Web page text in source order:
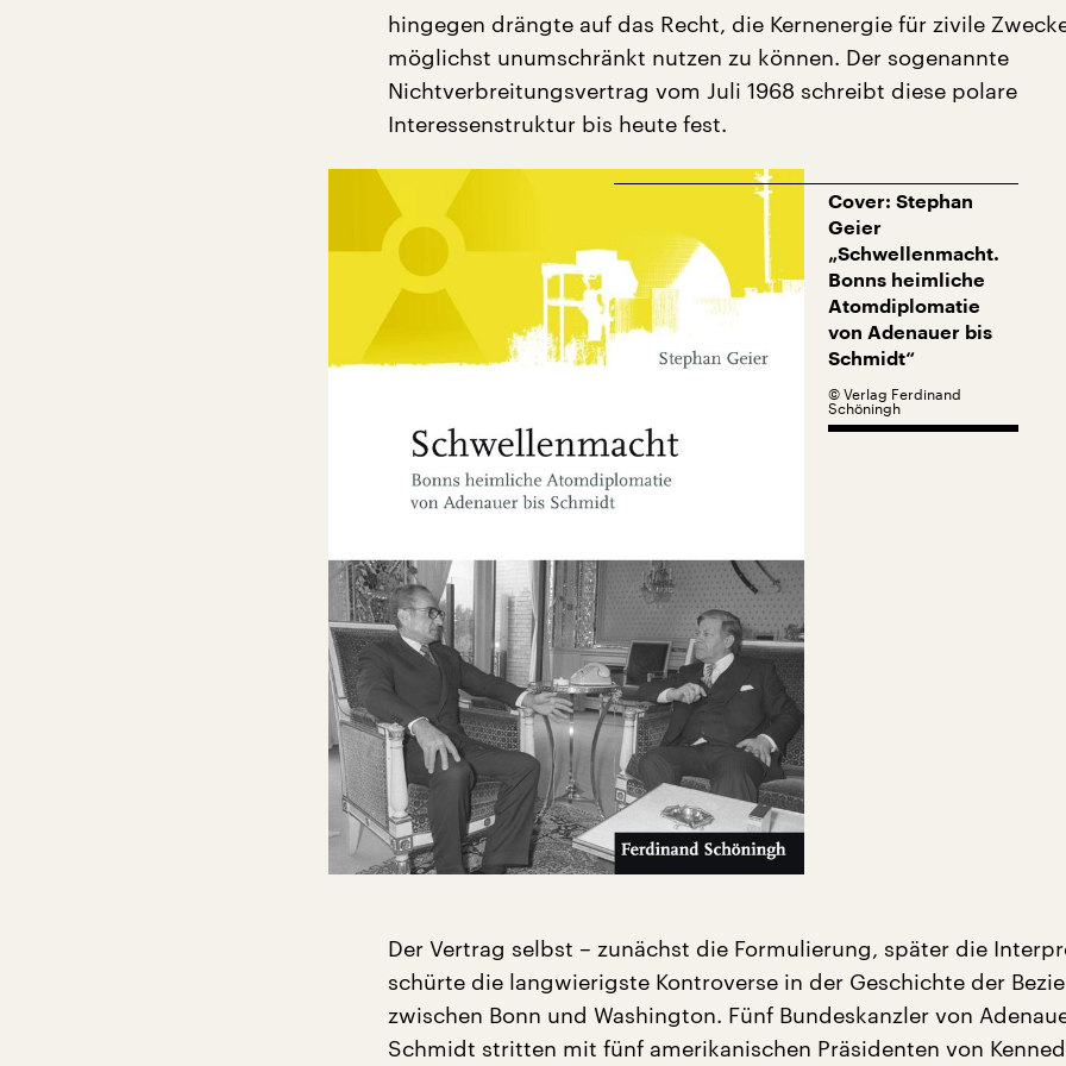
hingegen drängte auf das Recht, die Kernenergie für zivile
möglichst unumschränkt nutzen zu können. Der sogenannte
Nichtverbreitungsvertrag vom Juli 1968 schreibt diese polare
Interessenstruktur bis heute fest.
Cover: Stephan
Geier
„Schwellenmacht.
Bonns heimliche
Atomdiplomatie
von Adenauer bis
Schmidt“
© Verlag Ferdinand
Schöningh
Der Vertrag selbst – zunächst die Formulierung, später die
schürte die langwierigste Kontroverse in der Geschichte der
zwischen Bonn und Washington. Fünf Bundeskanzler von
Schmidt stritten mit fünf amerikanischen Präsidenten von